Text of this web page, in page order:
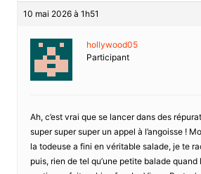
10 mai 2026 à 1h51
hollywood05
Participant
Ah, c’est vrai que se lancer dans des
super super super un appel à l’angoisse !
la todeuse a fini en véritable salade, je te
puis, rien de tel qu’une petite balade quand